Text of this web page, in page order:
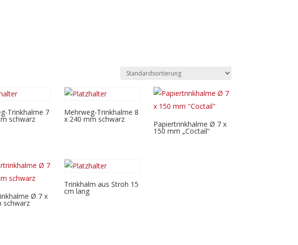
Trinkhalme 7
schwarz
Mehrweg-Trinkhalme 8
x 240 mm schwarz
Papiertrinkhalme Ø 7 x
150 mm „Coctail“
Ø 7 x
schwarz
Trinkhalm aus Stroh 15
cm lang